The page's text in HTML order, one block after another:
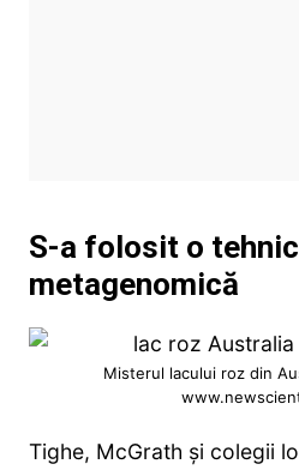
S-a folosit o
metagenomică
Misterul lacului roz din
Tighe, McGrath și colegii